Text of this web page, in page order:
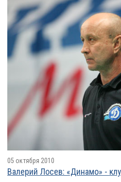
05 октября 2010
Валерий Лосев: «Динамо» -